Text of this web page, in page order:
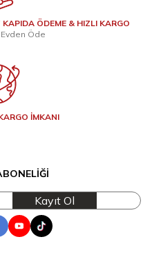
KAPIDA ÖDEME & HIZLI KARGO
Öde
İMKANI
Kayıt Ol
YoutubeTik Tok